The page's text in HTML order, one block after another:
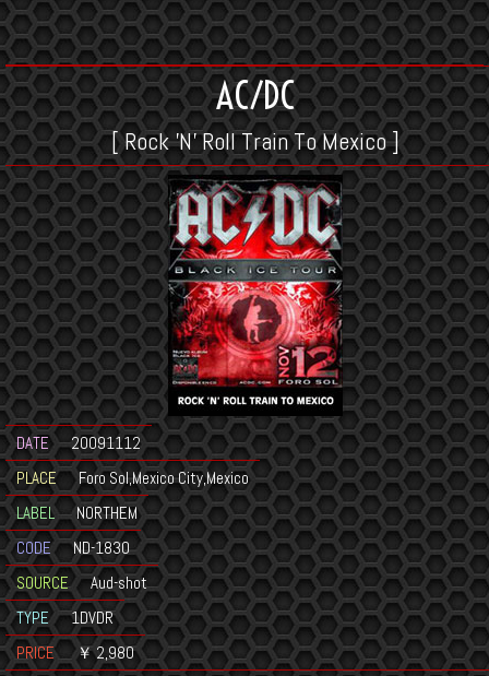
AC/DC
[ Rock 'N' Roll Train To Mexico ]
DATE
20091112
PLACE
Foro Sol,Mexico City,Mexico
LABEL
NORTHEM
CODE
ND-1830
SOURCE
Aud-shot
TYPE
1DVDR
PRICE
￥ 2,980